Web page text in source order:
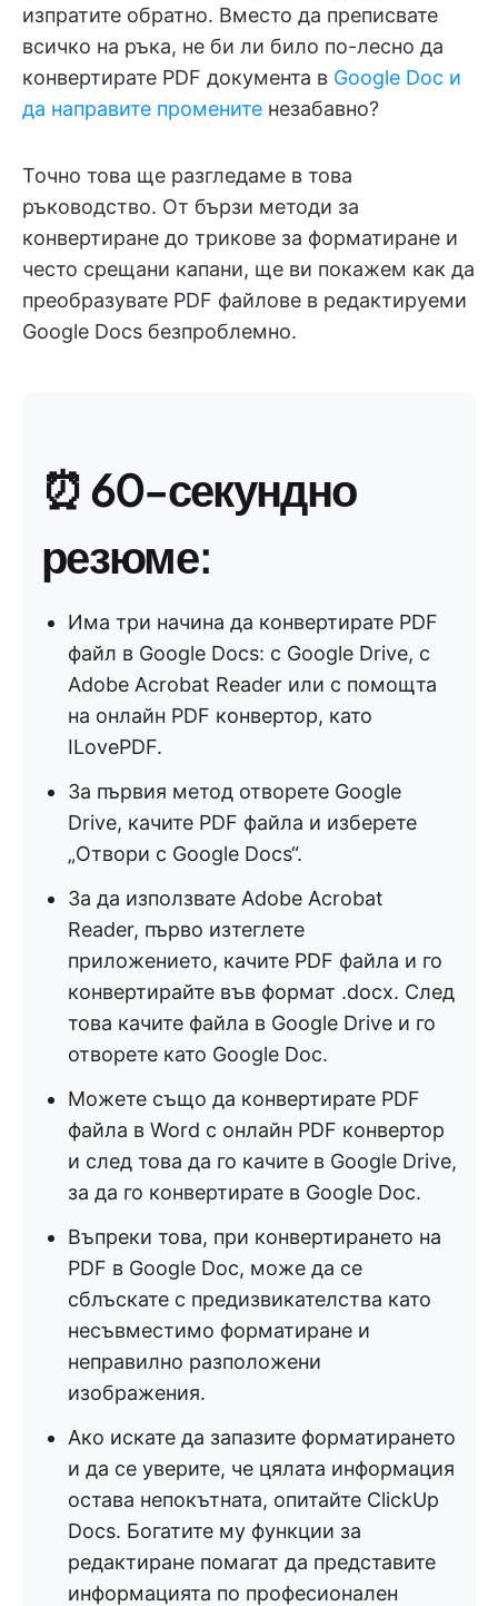
изпратите обратно. Вместо да преписвате
всичко на ръка, не би ли било по-лесно да
конвертирате PDF документа в Google Doc и
да направите промените незабавно?
Точно това ще разгледаме в това
ръководство. От бързи методи за
конвертиране до трикове за форматиране и
често срещани капани, ще ви покажем как да
преобразувате PDF файлове в редактируеми
Google Docs безпроблемно.
⏰ 60-секундно
резюме:
Има три начина да конвертирате PDF
файл в Google Docs: с Google Drive, с
Adobe Acrobat Reader или с помощта
на онлайн PDF конвертор, като
ILovePDF.
За първия метод отворете Google
Drive, качите PDF файла и изберете
„Отвори с Google Docs“.
За да използвате Adobe Acrobat
Reader, първо изтеглете
приложението, качите PDF файла и го
конвертирайте във формат .docx. След
това качите файла в Google Drive и го
отворете като Google Doc.
Можете също да конвертирате PDF
файла в Word с онлайн PDF конвертор
и след това да го качите в Google Drive,
за да го конвертирате в Google Doc.
Въпреки това, при конвертирането на
PDF в Google Doc, може да се
сблъскате с предизвикателства като
несъвместимо форматиране и
неправилно разположени
изображения.
Ако искате да запазите форматирането
и да се уверите, че цялата информация
остава непокътната, опитайте ClickUp
Docs. Богатите му функции за
редактиране помагат да представите
информацията по професионален